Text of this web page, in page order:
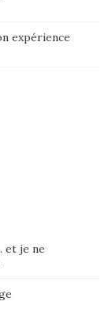
expérience
et je ne